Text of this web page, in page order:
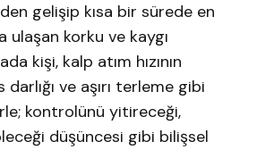
gelişip kısa bir sürede en
ulaşan korku ve kaygı
kişi, kalp atım hızının
ve aşırı terleme gibi
kontrolünü yitireceği,
düşüncesi gibi bilişsel